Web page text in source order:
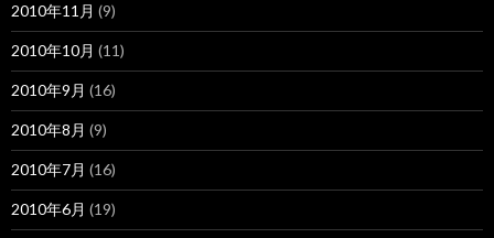
2010年11月 (9)
2010年10月 (11)
2010年9月 (16)
2010年8月 (9)
2010年7月 (16)
2010年6月 (19)